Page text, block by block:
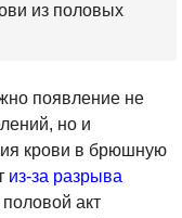
из половых
появление не
но и
крови в брюшную
из-за разрыва
акт